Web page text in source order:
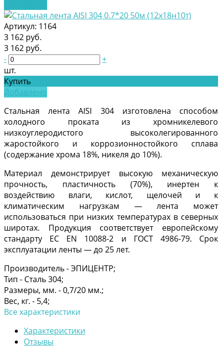
Артикул: 1164
3 162 руб.
3 162 руб.
-
+
шт.
Купить
Добавлено
Стальная лента AISI 304 изготовлена способом
холодного проката из хромникелевого
низкоуглеродистого высоколегированного
жаростойкого и коррозионностойкого сплава
(содержание хрома 18%, никеля до 10%).
Материал демонстрирует высокую механическую
прочность, пластичность (70%), инертен к
воздействию влаги, кислот, щелочей и к
климатическим нагрузкам — лента может
использоваться при низких температурах в северных
широтах. Продукция соответствует европейскому
стандарту ЕС EN 10088-2 и ГОСТ 4986-79. Срок
эксплуатации ленты — до 25 лет.
Производитель -ЭПИЦЕНТР;
Тип - Сталь 304;
Размеры, мм. -0,7/20 мм.;
Вес, кг. - 5,4;
Все характеристики
Характеристики
Отзывы